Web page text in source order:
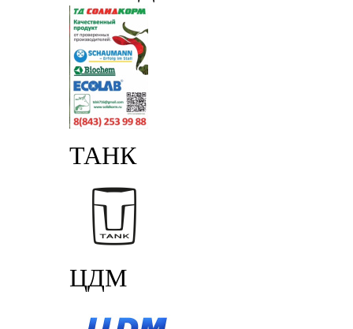
ТАНК
ЦДМ